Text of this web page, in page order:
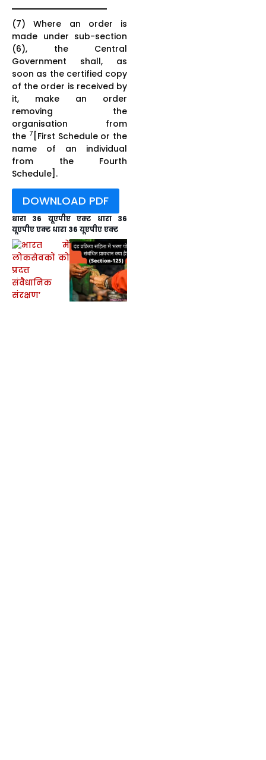
(7) Where an order is
made under sub-section
(6), the Central
Government shall, as
soon as the certified copy
of the order is received by
it, make an order
removing the
organisation from
the 7 [First Schedule or the
name of an individual
from the Fourth
Schedule].
DOWNLOAD PDF
धारा 36 यूएपीए एक्ट धारा 36
यूएपीए एक्ट धारा 36 यूएपीए एक्ट